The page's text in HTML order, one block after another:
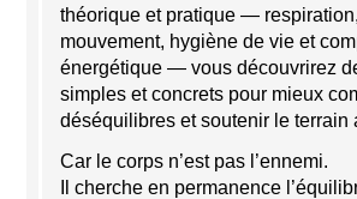
théorique et pratique —
mouvement, hygiène de vie et
énergétique — vous découvrirez
simples et concrets pour mieux
déséquilibres et soutenir le terrain
Car le corps n’est pas l’ennemi.
Il cherche en permanence